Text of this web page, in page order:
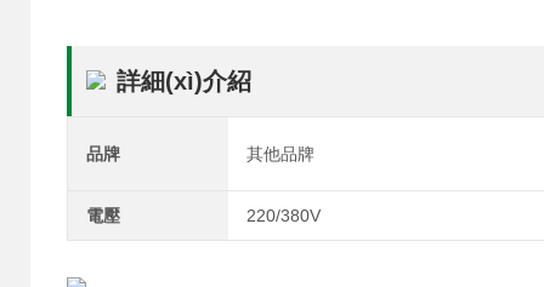
詳細(xì)介紹
品牌 其他品牌
電壓 220/380V